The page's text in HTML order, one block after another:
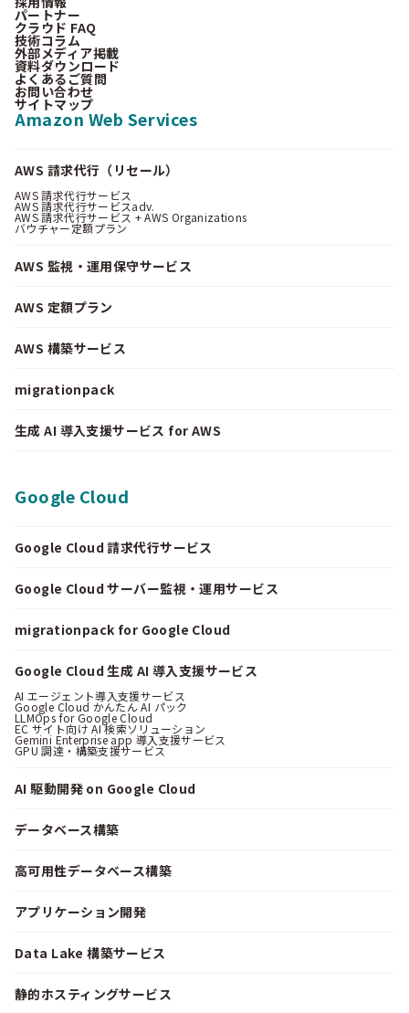
パートナー
クラウド FAQ
技術コラム
外部メディア掲載
資料ダウンロード
よくあるご質問
お問い合わせ
サイトマップ
Amazon Web Services
AWS 請求代行（リセール）
AWS 請求代行サービス
AWS 請求代行サービスadv.
AWS 請求代行サービス + AWS Organizations
バウチャー定額プラン
AWS 監視・運用保守サービス
AWS 定額プラン
AWS 構築サービス
migrationpack
生成 AI 導入支援サービス for AWS
Google Cloud
Google Cloud 請求代行サービス
Google Cloud サーバー監視・運用サービス
migrationpack for Google Cloud
Google Cloud 生成 AI 導入支援サービス
AI エージェント導入支援サービス
Google Cloud かんたん AI パック
LLMOps for Google Cloud
EC サイト向け AI 検索ソリューション
Gemini Enterprise app 導入支援サービス
GPU 調達・構築支援サービス
AI 駆動開発 on Google Cloud
データベース構築
高可用性データベース構築
アプリケーション開発
Data Lake 構築サービス
静的ホスティングサービス